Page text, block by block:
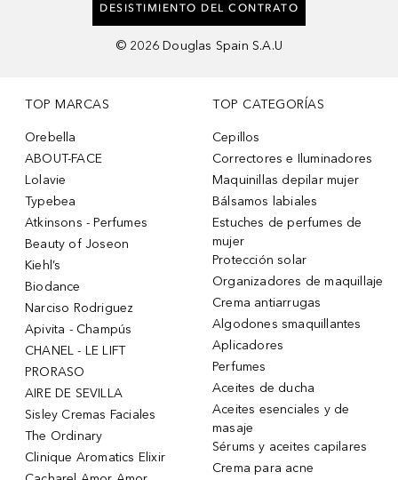
DESISTIMIENTO DEL CONTRATO
© 2026 Douglas Spain S.A.U
TOP MARCAS
Orebella
ABOUT-FACE
Lolavie
Typebea
Atkinsons - Perfumes
Beauty of Joseon
Kiehl’s
Biodance
Narciso Rodriguez
Apivita - Champús
CHANEL - LE LIFT
PRORASO
AIRE DE SEVILLA
Sisley Cremas Faciales
The Ordinary
Clinique Aromatics Elixir
TOP CATEGORÍAS
Cepillos
Correctores e Iluminadores
Maquinillas depilar mujer
Bálsamos labiales
Estuches de perfumes de
mujer
Protección solar
Organizadores de maquillaje
Crema antiarrugas
Algodones smaquillantes
Aplicadores
Perfumes
Aceites de ducha
Aceites esenciales y de
masaje
Sérums y aceites capilares
Crema para acne